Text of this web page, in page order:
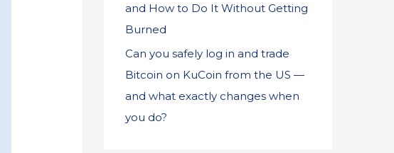
and How to Do It Without Getting
Burned
Can you safely log in and trade
Bitcoin on KuCoin from the US —
and what exactly changes when
you do?